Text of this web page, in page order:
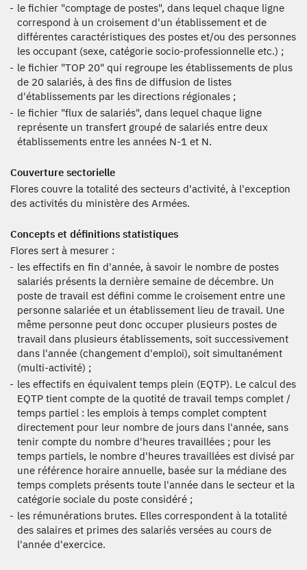
le fichier "comptage de postes", dans lequel chaque ligne
correspond à un croisement d'un établissement et de
différentes caractéristiques des postes et/ou des personnes
les occupant (sexe, catégorie socio-professionnelle etc.) ;
le fichier "TOP 20" qui regroupe les établissements de plus
de 20 salariés, à des fins de diffusion de listes
d'établissements par les directions régionales ;
le fichier "flux de salariés", dans lequel chaque ligne
représente un transfert groupé de salariés entre deux
établissements entre les années N-1 et N.
Couverture sectorielle
Flores couvre la totalité des secteurs d'activité, à l'exception
des activités du ministère des Armées.
Concepts et définitions statistiques
Flores sert à mesurer :
les effectifs en fin d'année, à savoir le nombre de postes
salariés présents la dernière semaine de décembre. Un
poste de travail est défini comme le croisement entre une
personne salariée et un établissement lieu de travail. Une
même personne peut donc occuper plusieurs postes de
travail dans plusieurs établissements, soit successivement
dans l'année (changement d'emploi), soit simultanément
(multi-activité) ;
les effectifs en équivalent temps plein (EQTP). Le calcul des
EQTP tient compte de la quotité de travail temps complet /
temps partiel : les emplois à temps complet comptent
directement pour leur nombre de jours dans l'année, sans
tenir compte du nombre d'heures travaillées ; pour les
temps partiels, le nombre d'heures travaillées est divisé par
une référence horaire annuelle, basée sur la médiane des
temps complets présents toute l'année dans le secteur et la
catégorie sociale du poste considéré ;
les rémunérations brutes. Elles correspondent à la totalité
des salaires et primes des salariés versées au cours de
l'année d'exercice.